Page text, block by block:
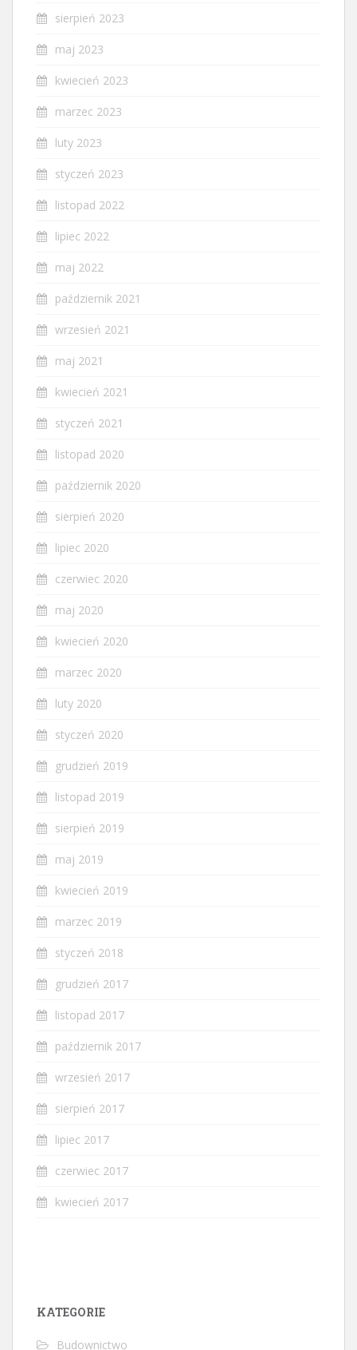
sierpień 2023
maj 2023
kwiecień 2023
marzec 2023
luty 2023
styczeń 2023
listopad 2022
lipiec 2022
maj 2022
październik 2021
wrzesień 2021
maj 2021
kwiecień 2021
styczeń 2021
listopad 2020
październik 2020
sierpień 2020
lipiec 2020
czerwiec 2020
maj 2020
kwiecień 2020
marzec 2020
luty 2020
styczeń 2020
grudzień 2019
listopad 2019
sierpień 2019
maj 2019
kwiecień 2019
marzec 2019
styczeń 2018
grudzień 2017
listopad 2017
październik 2017
wrzesień 2017
sierpień 2017
lipiec 2017
czerwiec 2017
kwiecień 2017
KATEGORIE
Budownictwo